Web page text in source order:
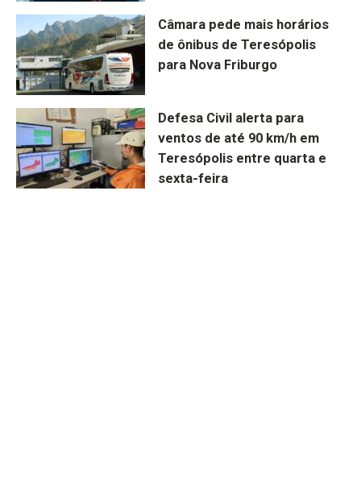
Câmara pede mais horários
de ônibus de Teresópolis
para Nova Friburgo
Defesa Civil alerta para
ventos de até 90 km/h em
Teresópolis entre quarta e
sexta-feira